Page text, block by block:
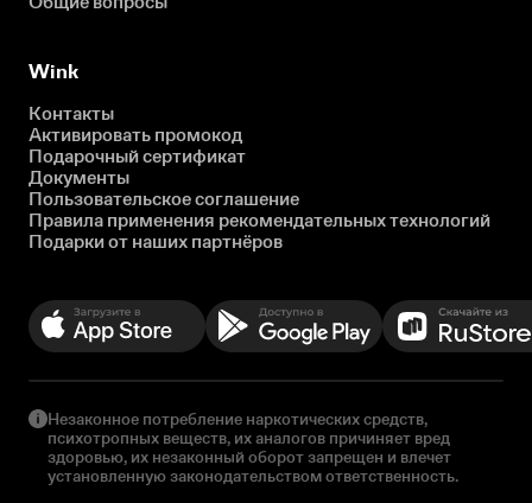
Wink
Контакты
Активировать промокод
Подарочный сертификат
Документы
Пользовательское соглашение
Правила применения рекомендательных технологий
Подарки от наших партнёров
Незаконное потребление наркотических средств,
психотропных веществ, их аналогов причиняет вред
здоровью, их незаконный оборот запрещен и влечет
установленную законодательством ответственность.